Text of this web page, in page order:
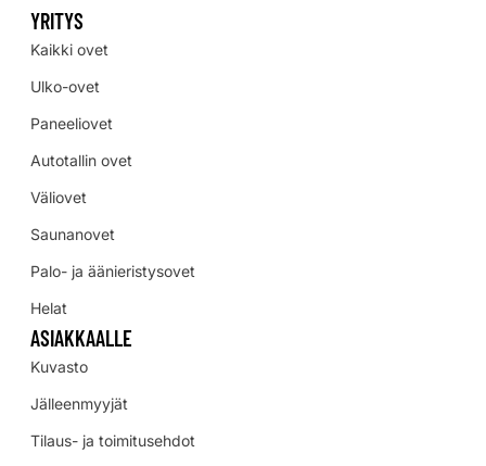
YRITYS
Kaikki ovet
Ulko-ovet
Paneeliovet
Autotallin ovet
Väliovet
Saunanovet
Palo- ja äänieristysovet
Helat
ASIAKKAALLE
Kuvasto
Jälleenmyyjät
Tilaus- ja toimitusehdot